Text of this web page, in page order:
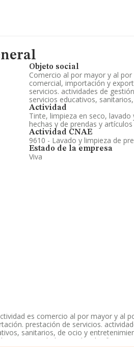
Objeto social
Comercio al por mayor y al
comercial, importación y
servicios. actividades de
servicios educativos,
Actividad
Tinte, limpieza en seco, lavado
hechas y de prendas y
Actividad CNAE
9610 - Lavado y limpieza de
Estado de la empresa
Viva
es comercio al por mayor y al
prestación de servicios.
sanitarios, de ocio y
Sociedad Limitada. Clasifica su